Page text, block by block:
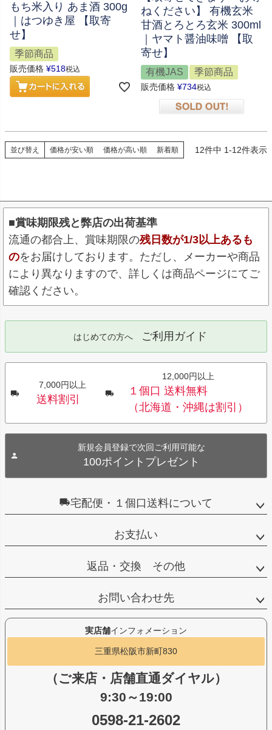
もち米入り あま酒 300g
｜はつゆき屋 【取寄
せ】
季節商品
販売価格 ¥518税込
ねください】 有機玄米
甘酒とろとろ玄米 300ml
｜ヤマト醤油味噌 【取
寄せ】
有機JAS 季節商品
販売価格 ¥734税込
並び替え 価格が安い順 価格が高い順 新着順 12件中 1-12件表示
■賞味期限残と弊店の出荷基準
流通の都合上、賞味期限の残日数が1/3以上あるも
のをお届けしております。ただし、メーカーや商品
により異なりますので、詳しくは商品ページにてご
確認ください。
はじめての方へ ご利用ガイド
7,000円以上
送料割引
12,000円以上
１個口 送料無料
（北海道・沖縄は割引）
新規会員登録で次回ご利用可能な
100ポイントプレゼント
宅配便・１個口送料について
お支払い
返品・交換 その他
お問い合わせ先
実店舗インフォメーション
三重県松阪市新町830
（ご来店・店舗直通ダイヤル）
9:30～19:00
0598-21-2602